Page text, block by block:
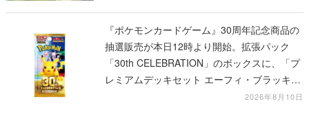
『ポケモンカードゲーム』30周年記念商品の
抽選販売が本日12時より開始。拡張パック
「30th CELEBRATION」のボックスに、「プ
レミアムデッキセット エーフィ・ブラッキ
ー」「FUTURISTIC BOX」の計3商品2026年8月10日